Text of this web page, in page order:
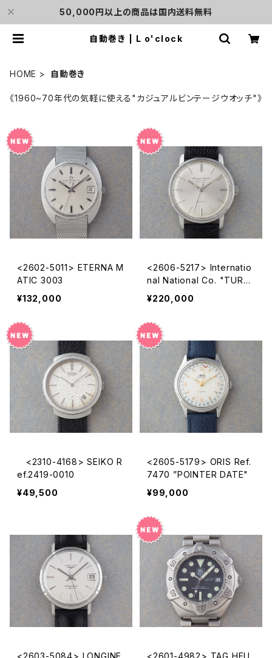
50,000円以上の商品は国内送料無料
自動巻き | L o'clock
HOME 自動巻き
《1960~70年代の気軽に使える"カジュアルビンテージウオッチ"》
<2602-5011> ETERNA M
ATIC 3003
¥132,000
<2606-5217> Internatio
nal National Co. "TURLE
R"
¥220,000
<2310-4168> SEIKO R
ef.2419-0010
¥49,500
<2605-5179> ORIS Ref.
7470 ”POINTER DATE"
¥99,000
<2603-5084> LONGINE
<2601-4982> TAG HEU